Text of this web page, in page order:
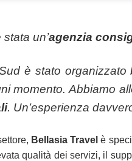
un’agenzia
è stato organizzato
momento. Abbiamo
. Un’esperienza
Bellasia Travel è
qualità dei servizi, il